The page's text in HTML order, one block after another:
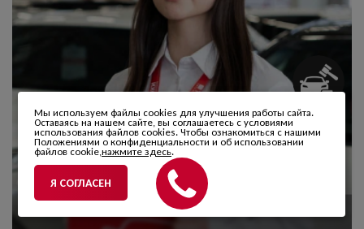
Мы используем файлы cookies для улучшения работы сайта.
Оставаясь на нашем сайте, вы соглашаетесь с условиями
использования файлов cookies. Чтобы ознакомиться с нашими
Положениями о конфиденциальности и об использовании
файлов cookie,нажмите здесь.
Я СОГЛАСЕН